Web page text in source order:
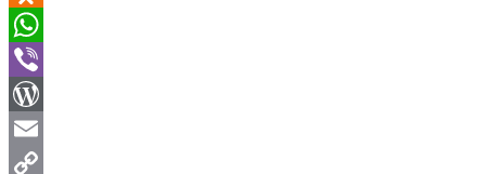
Odnoklassniki
WhatsApp
Viber
WordPress
Email